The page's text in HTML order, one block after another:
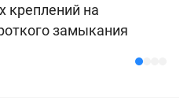
креплений на
замыкания